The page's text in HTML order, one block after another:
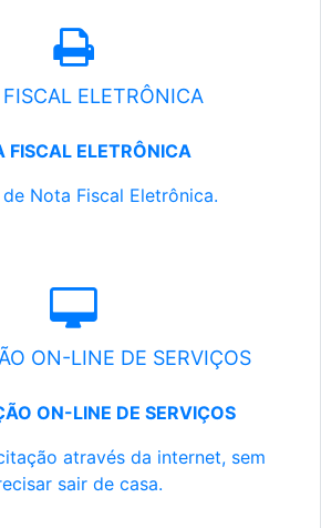
ELETRÔNICA
FISCAL ELETRÔNICA
de Nota Fiscal Eletrônica.
ON-LINE DE SERVIÇOS
ON-LINE DE SERVIÇOS
através da internet, sem
sair de casa.